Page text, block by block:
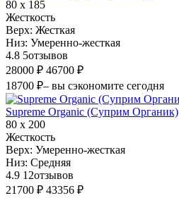
80 х 185
Жесткость
Верх: Жесткая
Низ: Умеренно-жесткая
4.8 5отзывов
28000 ₽ 46700 ₽
18700 ₽– вы сэкономите сегодня
Supreme Organic (Суприм Органик)
80 х 200
Жесткость
Верх: Умеренно-жесткая
Низ: Средняя
4.9 12отзывов
21700 ₽ 43356 ₽